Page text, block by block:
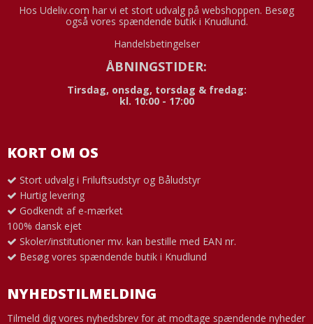
Hos Udeliv.com har vi et stort udvalg på webshoppen. Besøg
også vores spændende butik i Knudlund.
Handelsbetingelser
ÅBNINGSTIDER:
Tirsdag, onsdag, torsdag & fredag:
kl. 10:00 - 17:00
KORT OM OS
Stort udvalg i Friluftsudstyr og Båludstyr
Hurtig levering
Godkendt af e-mærket
100% dansk ejet
Skoler/institutioner mv. kan bestille med EAN nr.
Besøg vores spændende butik i Knudlund
NYHEDSTILMELDING
Tilmeld dig vores nyhedsbrev for at modtage spændende nyheder